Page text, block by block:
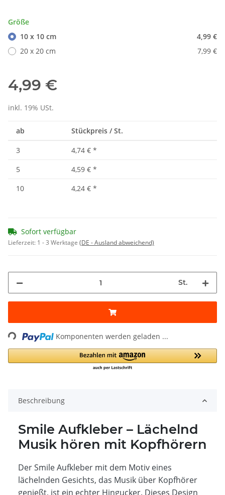
Größe
10 x 10 cm
4,99 €
20 x 20 cm
7,99 €
4,99 €
inkl. 19% USt.
ab Stückpreis / St.
3 4,74 € *
5
4,59 € *
10
4,24 € *
Sofort verfügbar
Lieferzeit: 1 - 3 Werktage (DE - Ausland abweichend)
St.
Loading... Komponenten werden geladen ...
Beschreibung
Smile Aufkleber – Lächelnd
Musik hören mit Kopfhörern
Der Smile Aufkleber mit dem Motiv eines
lächelnden Gesichts, das Musik über Kopfhörer
genießt, ist ein echter Hingucker. Dieses Design